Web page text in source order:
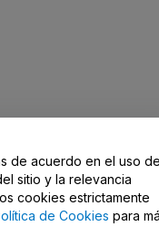
de acuerdo en el uso
sitio y la relevancia
cookies estrictamente
de Cookies para